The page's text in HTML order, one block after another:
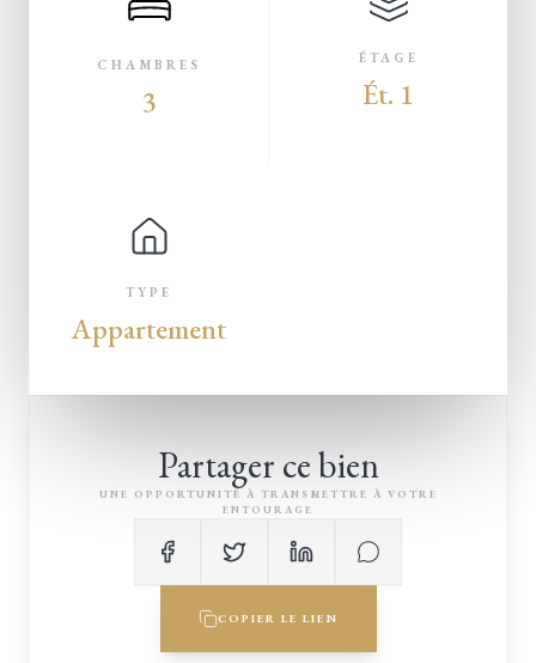
CHAMBRES
3
ÉTAGE
Ét. 1
TYPE
Appartement
Partager ce bien
UNE OPPORTUNITÉ À TRANSMETTRE À VOTRE
ENTOURAGE
COPIER LE LIEN